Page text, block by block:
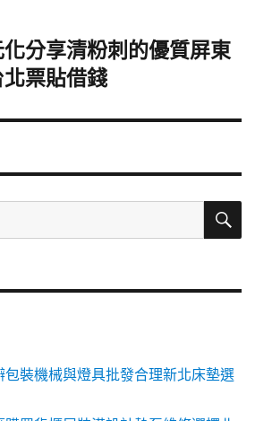
分享清粉刺的優質屏東
票貼借錢
搜
包裝機械與燈具批發合理新北床墊選